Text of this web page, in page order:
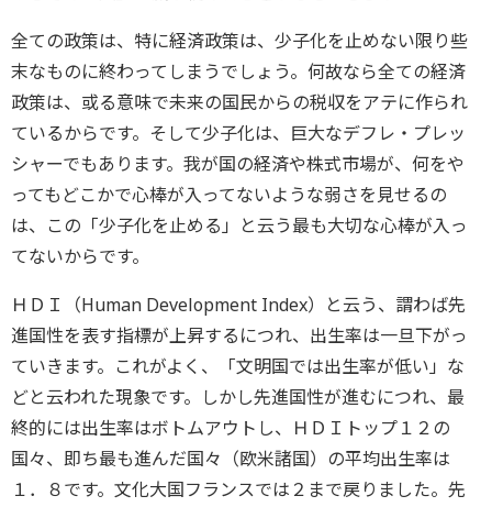
全ての政策は、特に経済政策は、少子化を止めない限り些
末なものに終わってしまうでしょう。何故なら全ての経済
政策は、或る意味で未来の国民からの税収をアテに作られ
ているからです。そして少子化は、巨大なデフレ・プレッ
シャーでもあります。我が国の経済や株式市場が、何をや
ってもどこかで心棒が入ってないような弱さを見せるの
は、この「少子化を止める」と云う最も大切な心棒が入っ
てないからです。
ＨＤＩ（Human Development Index）と云う、謂わば先
進国性を表す指標が上昇するにつれ、出生率は一旦下がっ
ていきます。これがよく、「文明国では出生率が低い」な
どと云われた現象です。しかし先進国性が進むにつれ、最
終的には出生率はボトムアウトし、ＨＤＩトップ１２の
国々、即ち最も進んだ国々（欧米諸国）の平均出生率は
１．８です。文化大国フランスでは２まで戻りました。先